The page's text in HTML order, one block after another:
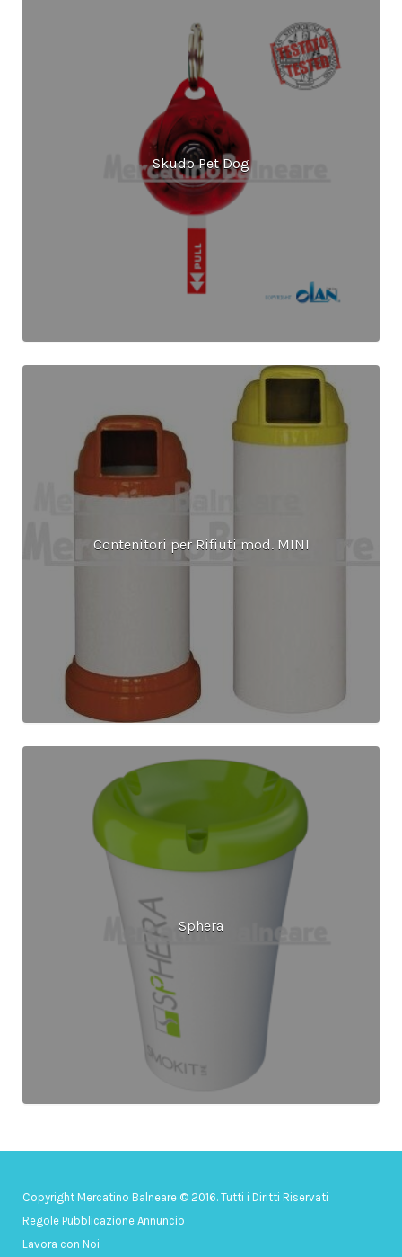
Skudo Pet Dog
Contenitori per Rifiuti mod. MINI
Sphera
Copyright Mercatino Balneare © 2016. Tutti i Diritti Riservati
Regole Pubblicazione Annuncio
Lavora con Noi